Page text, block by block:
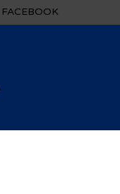
FACEBOOK